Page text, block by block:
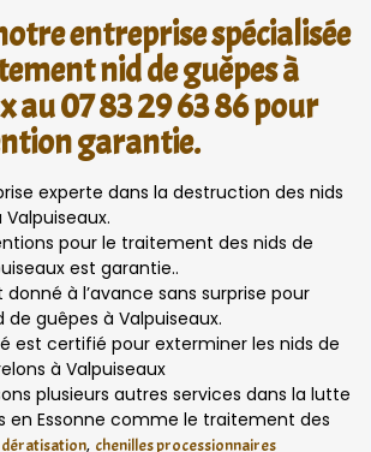
entreprise spécialisée
nid de guêpes à
au 07 83 29 63 86 pour
garantie.
experte dans la destruction des nids
pour le traitement des nids de
est garantie..
donné à l’avance sans surprise pour
de guêpes à Valpuiseaux.
est certifié pour exterminer les nids de
à Valpuiseaux
plusieurs autres services dans la lutte
en Essonne comme le traitement des
dératisation, chenilles processionnaires